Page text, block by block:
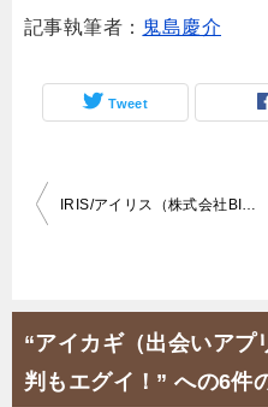
記事執筆者： 鬼島慶介
Tweet
投
ビ
ゲ
ー
IRIS/アイリス（株式会社BIN・出会いアプリ）評判は？
“アイカギ（出会いアプ
判もエグイ！” への6件